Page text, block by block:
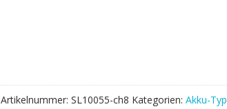
Artikelnummer: SL10055-ch8 Kategorien: Akku-Typ